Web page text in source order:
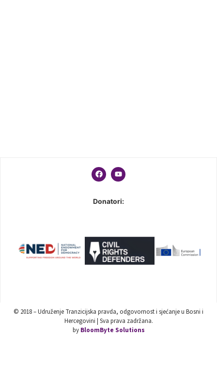
Donatori:
© 2018 – Udruženje Tranzicijska pravda, odgovornost i sjećanje u Bosni i
Hercegovini | Sva prava zadržana.
by BloomByte Solutions